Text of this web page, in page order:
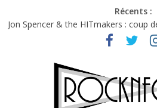
Récents :
Jon Spencer & the HITmakers : coup
Hellfest 2026 vendredi : température
Hellfest 2026 jeudi : impossible de
Première édition du Midgard Festival :
Charlie Puth à l’Olympia : la leçon de